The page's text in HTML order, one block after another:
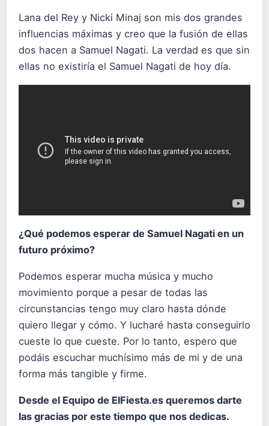
Lana del Rey y Nicki Minaj son mis dos grandes
influencias máximas y creo que la fusión de ellas
dos hacen a Samuel Nagati. La verdad es que sin
ellas no existiría el Samuel Nagati de hoy día.
¿Qué podemos esperar de Samuel Nagati en un
futuro próximo?
Podemos esperar mucha música y mucho
movimiento porque a pesar de todas las
circunstancias tengo muy claro hasta dónde
quiero llegar y cómo. Y lucharé hasta conseguirlo
cueste lo que cueste. Por lo tanto, espero que
podáis escuchar muchísimo más de mi y de una
forma más tangible y firme.
Desde el Equipo de ElFiesta.es queremos darte
las gracias por este tiempo que nos dedicas.